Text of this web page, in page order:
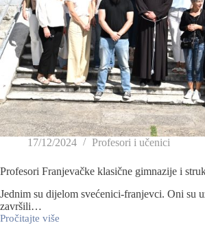
17/12/2024 Profesori i učenici
Profesori Franjevačke klasične gimnazije i
Jednim su dijelom svećenici-franjevci. Oni su
završili…
Pročitajte više